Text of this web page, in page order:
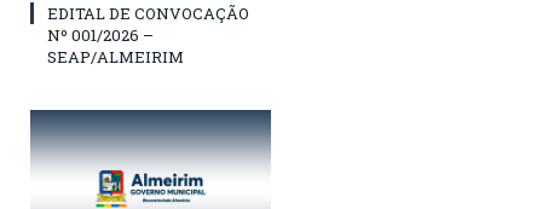
EDITAL DE CONVOCAÇÃO
Nº 001/2026 –
SEAP/ALMEIRIM